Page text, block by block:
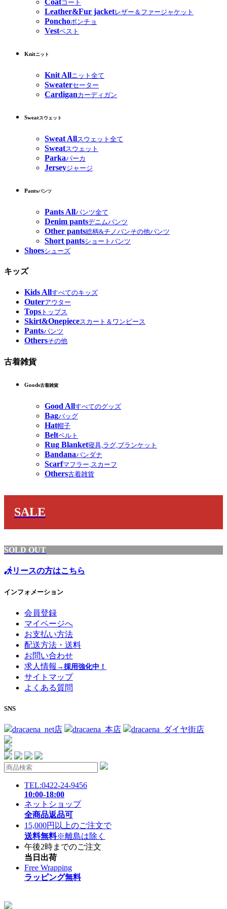
Coatコート
Leather&Fur jacketレザー＆ファージャケット
Ponchoポンチョ
Vestベスト
Knitニット
Knit Allニット全て
Sweaterセーター
Cardiganカーディガン
Sweatスウェット
Sweat Allスウェット全て
Sweatスウェット
Parkaパーカ
Jerseyジャージ
Pantsパンツ
Pants Allパンツ全て
Denim pantsデニムパンツ
Other pants総柄&チノパンその他パンツ
Short pantsショートパンツ
Shoesシューズ
キッズ
Kids Allすべてのキッズ
Outerアウター
Tops トップス
Skirt&Onepieceスカート＆ワンピース
Pantsパンツ
Othersその他
古着雑貨
Goods古着雑貨
Good Allすべてのグッズ
Bagバッグ
Hat帽子
Beltベルト
Rug Blanket寝具,ラグ,ブランケット
Bandanaバンダナ
Scarfマフラー,スカーフ
Others古着雑貨
SALE
SOLD OUT
リースの方はこちら
インフォメーション
会員登録
マイページへ
お支払い方法
配送方法・送料
お問い合わせ
求人情報 →採用強化中！
サイトマップ
よくある質問
SNS
dracaena_net店 dracaena_本店 dracaena_ダイヤ街店
TEL:0422-24-9456
10:00-18:00
ネットショップ
全商品返品可
15,000円以上のご注文で
送料無料※離島は除く
午後2時までのご注文
当日出荷
Free Wrapping
ラッピング無料